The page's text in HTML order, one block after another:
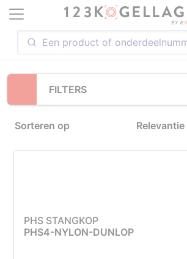
FILTERS
Sorteren op Relevantie
Loading...
PHS STANGKOP
PHS4-NYLON-DUNLOP